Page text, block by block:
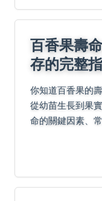
百香果壽
存的完整
你知道百香果的
從幼苗生長到果
命的關鍵因素、